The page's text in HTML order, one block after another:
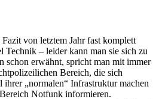
von letztem Jahr fast komplett
Technik – leider kann man sie sich zu
schon erwähnt, spricht man mit immer
Bereich, die sich
ihrer „normalen“ Infrastruktur machen
Notfunk informieren.